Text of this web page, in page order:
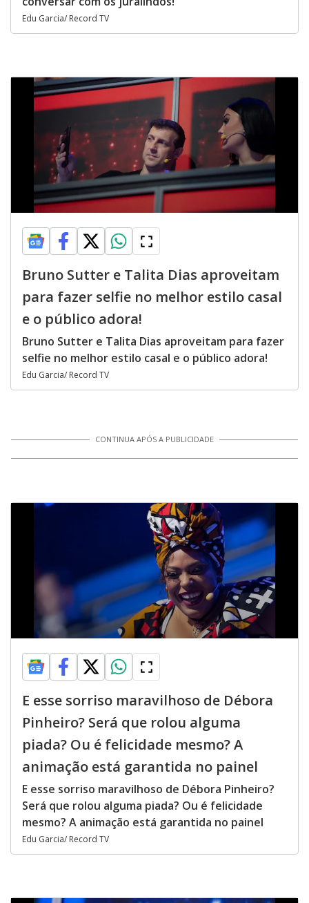
Edu Garcia/ Record TV
Bruno Sutter e Talita Dias aproveitam
para fazer selfie no melhor estilo casal
e o público adora!
Bruno Sutter e Talita Dias aproveitam para fazer
selfie no melhor estilo casal e o público adora!
Edu Garcia/ Record TV
CONTINUA APÓS A PUBLICIDADE
E esse sorriso maravilhoso de Débora
Pinheiro? Será que rolou alguma
piada? Ou é felicidade mesmo? A
animação está garantida no painel
E esse sorriso maravilhoso de Débora Pinheiro?
Será que rolou alguma piada? Ou é felicidade
mesmo? A animação está garantida no painel
Edu Garcia/ Record TV